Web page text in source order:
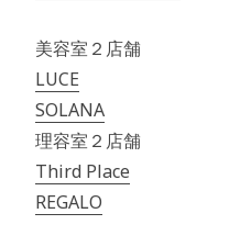
美容室２店舗
LUCE
SOLANA
理容室２店舗
Third Place
REGALO